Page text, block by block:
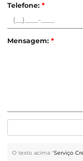
Telefone: *
Mensagem: *
O texto acima "Serviço